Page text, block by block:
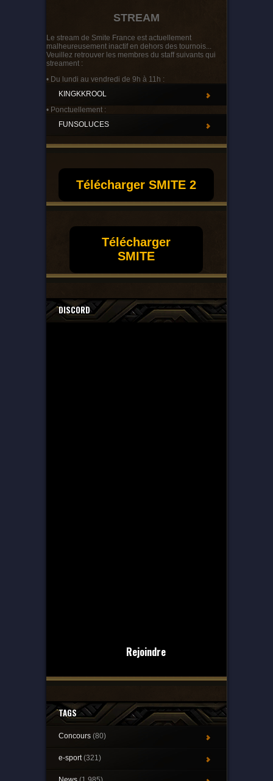
STREAM
Le stream de Smite France est actuellement
malheureusement inactif en dehors des tournois...
Veuillez retrouver les membres du staff suivants qui
streament :
• Du lundi au vendredi de 9h à 11h :
KINGKKROOL
• Ponctuellement :
FUNSOLUCES
Télécharger SMITE 2
Télécharger
SMITE
DISCORD
Rejoindre
TAGS
Concours (80)
e-sport(321)